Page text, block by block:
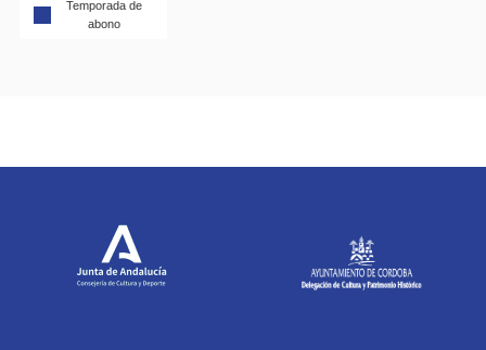
Temporada de
abono